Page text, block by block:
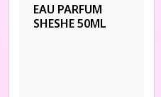
EAU PARFUM
SHESHE 50ML